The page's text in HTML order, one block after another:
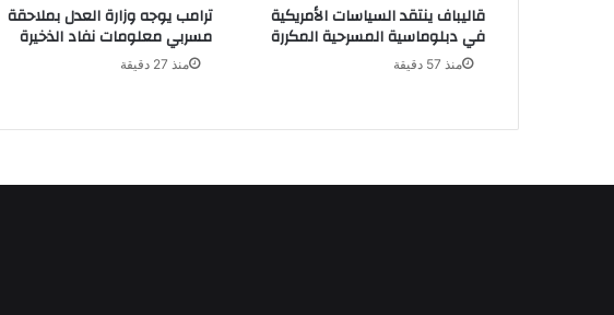
ترامب يوجه وزارة العدل بملاحقة
مسربي معلومات نفاد الذخيرة
منذ 27 دقيقة
قاليباف ينتقد السياسات الأمريكية
في دبلوماسية المسرحية المكررة
منذ 57 دقيقة